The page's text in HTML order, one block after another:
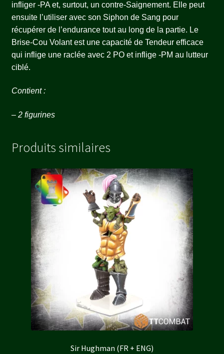
infliger -PA et, surtout, un contre-Saignement. Elle peut
ensuite l’utiliser avec son Siphon de Sang pour
récupérer de l’endurance tout au long de la partie. Le
Brise-Cou Volant est une capacité de Tendeur efficace
qui inflige une raclée avec 2 PO et inflige -PM au lutteur
ciblé.
Contient :
– 2 figurines
Produits similaires
Sir Hughman (FR + ENG)